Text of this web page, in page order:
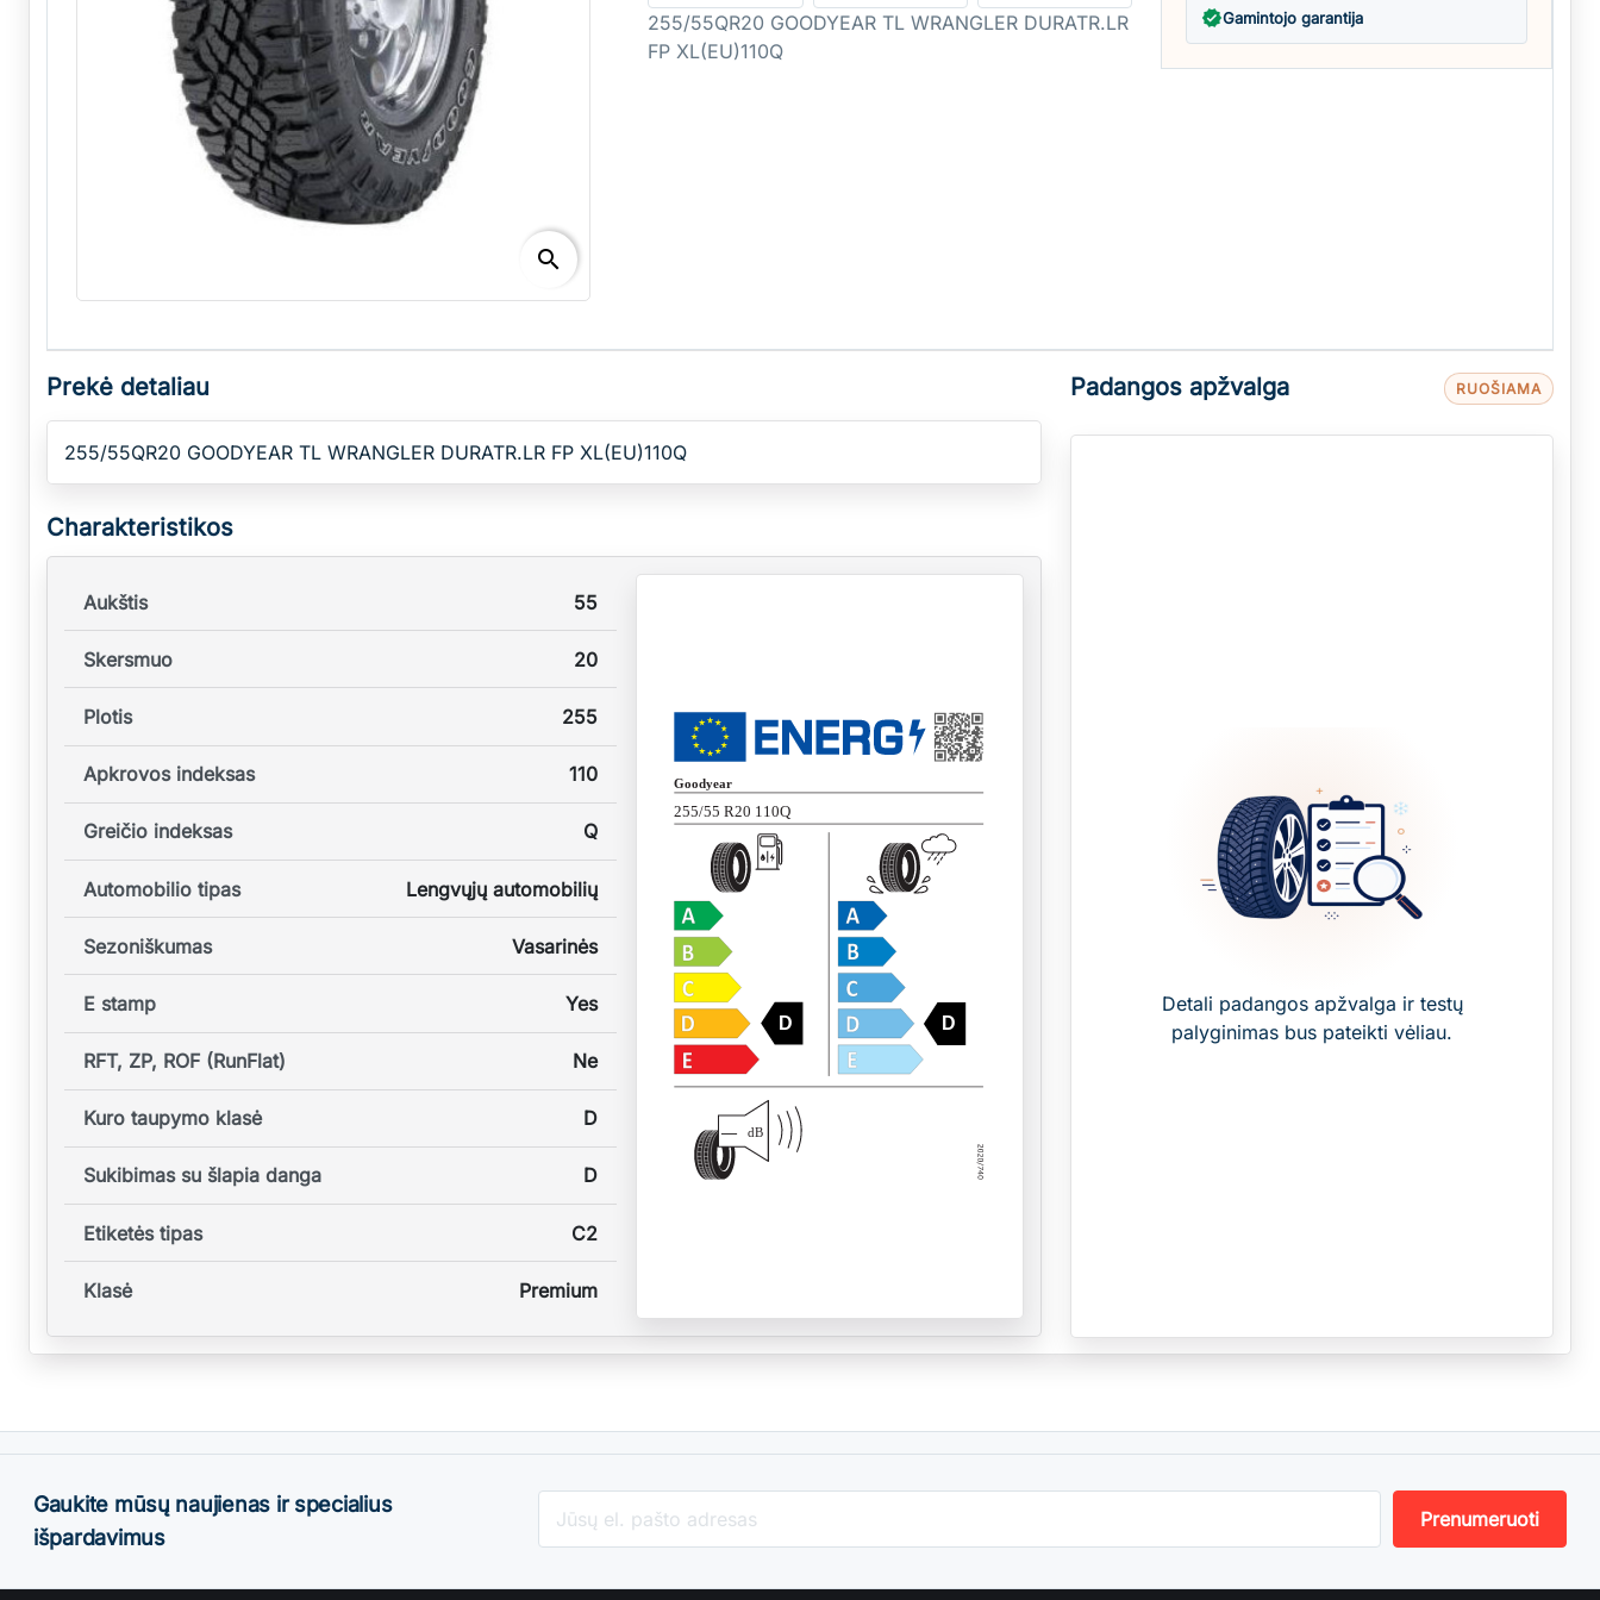
search
255/55QR20 GOODYEAR TL WRANGLER DURATR.LR
FP XL(EU)110Q
verifiedGamintojo garantija
Prekė detaliau
255/55QR20 GOODYEAR TL WRANGLER DURATR.LR FP XL(EU)110Q
Charakteristikos
Aukštis 55
Skersmuo 20
Plotis 255
Apkrovos indeksas 110
Greičio indeksas Q
Automobilio tipas Lengvųjų automobilių
Sezoniškumas Vasarinės
E stamp Yes
RFT, ZP, ROF (RunFlat) Ne
Kuro taupymo klasė D
Sukibimas su šlapia danga D
Etiketės tipas C2
Klasė Premium
Goodyear
255/55 R20 110Q
D D
— dB
Padangos apžvalga RUOŠIAMA
Detali padangos apžvalga ir testų
palyginimas bus pateikti vėliau.
Gaukite mūsų naujienas ir specialius
išpardavimus